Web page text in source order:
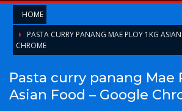
HOME
PASTA CURRY PANANG MAE PLOY 1KG
CHROME
Pasta curry panang Mae
Asian Food – Google